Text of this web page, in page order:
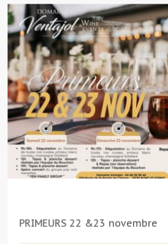
PRIMEURS 22 &23 novembre